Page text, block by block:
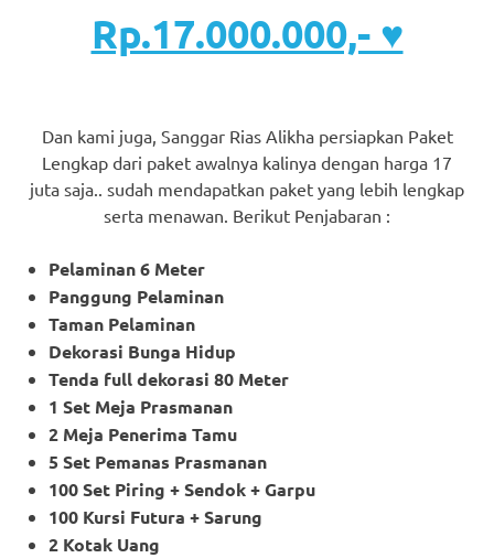
Rp.17.000.000,- ♥
Dan kami juga, Sanggar Rias Alikha persiapkan Paket
Lengkap dari paket awalnya kalinya dengan harga 17
juta saja.. sudah mendapatkan paket yang lebih lengkap
serta menawan. Berikut Penjabaran :
Pelaminan 6 Meter
Panggung Pelaminan
Taman Pelaminan
Dekorasi Bunga Hidup
Tenda full dekorasi 80 Meter
1 Set Meja Prasmanan
2 Meja Penerima Tamu
5 Set Pemanas Prasmanan
100 Set Piring + Sendok + Garpu
100 Kursi Futura + Sarung
2 Kotak Uang